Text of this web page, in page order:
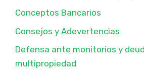
Conceptos Bancarios
Consejos y Adevertencias
Defensa ante monitorios y
multipropiedad